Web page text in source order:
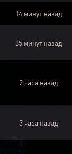
14 минут назад
35 минут назад
2 часа назад
3 часа назад